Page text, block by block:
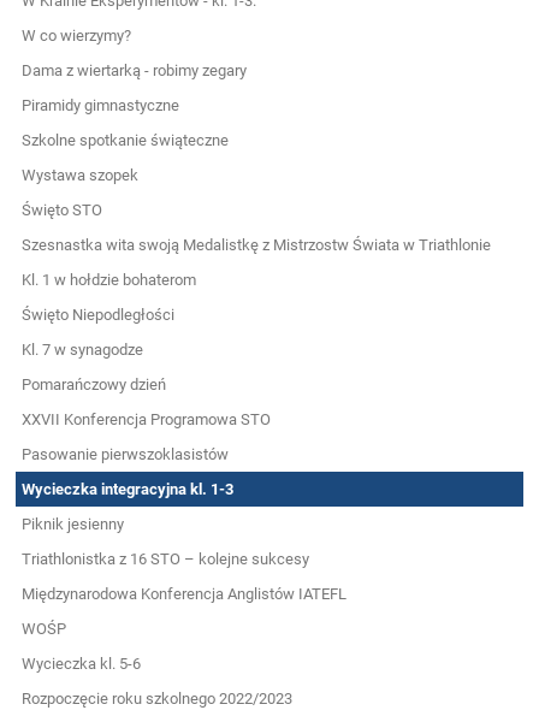
W co wierzymy?
Dama z wiertarką - robimy zegary
Piramidy gimnastyczne
Szkolne spotkanie świąteczne
Wystawa szopek
Święto STO
Szesnastka wita swoją Medalistkę z Mistrzostw Świata w Triathlonie
Kl. 1 w hołdzie bohaterom
Święto Niepodległości
Kl. 7 w synagodze
Pomarańczowy dzień
XXVII Konferencja Programowa STO
Pasowanie pierwszoklasistów
Wycieczka integracyjna kl. 1-3
Piknik jesienny
Triathlonistka z 16 STO – kolejne sukcesy
Międzynarodowa Konferencja Anglistów IATEFL
WOŚP
Wycieczka kl. 5-6
Rozpoczęcie roku szkolnego 2022/2023